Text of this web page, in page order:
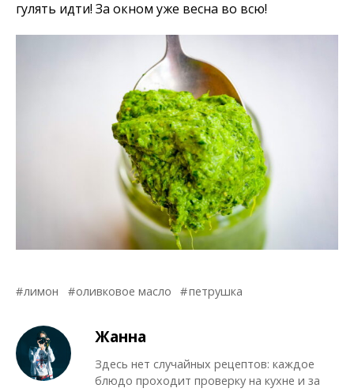
гулять идти! За окном уже весна во всю!
лимон оливковое масло петрушка
Жанна
Здесь нет случайных рецептов: каждое
блюдо проходит проверку на кухне и за